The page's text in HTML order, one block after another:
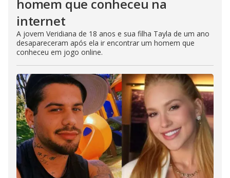
homem que conheceu na
internet
A jovem Veridiana de 18 anos e sua filha Tayla de um ano
desapareceram após ela ir encontrar um homem que
conheceu em jogo online.